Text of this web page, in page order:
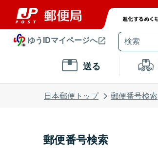
ゆうIDマイページへ
送る
日本郵便トップ 郵便番号検索
郵便番号検索